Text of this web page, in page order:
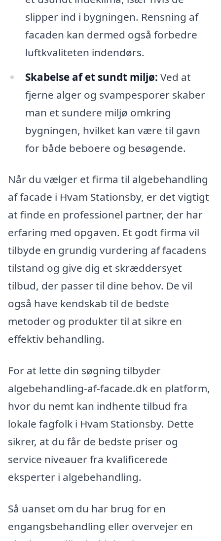
slipper ind i bygningen. Rensning af
facaden kan dermed også forbedre
luftkvaliteten indendørs.
Skabelse af et sundt miljø: Ved at
fjerne alger og svampesporer skaber
man et sundere miljø omkring
bygningen, hvilket kan være til gavn
for både beboere og besøgende.
Når du vælger et firma til algebehandling
af facade i Hvam Stationsby, er det vigtigt
at finde en professionel partner, der har
erfaring med opgaven. Et godt firma vil
tilbyde en grundig vurdering af facadens
tilstand og give dig et skræddersyet
tilbud, der passer til dine behov. De vil
også have kendskab til de bedste
metoder og produkter til at sikre en
effektiv behandling.
For at lette din søgning tilbyder
algebehandling-af-facade.dk en platform,
hvor du nemt kan indhente tilbud fra
lokale fagfolk i Hvam Stationsby. Dette
sikrer, at du får de bedste priser og
service niveauer fra kvalificerede
eksperter i algebehandling.
Så uanset om du har brug for en
engangsbehandling eller overvejer en